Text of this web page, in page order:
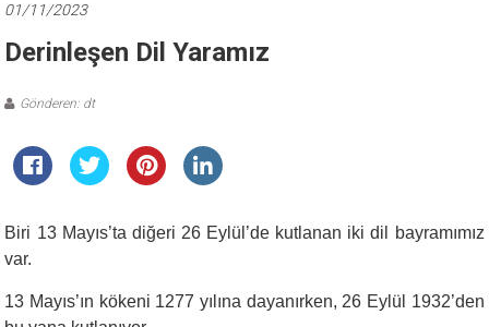
01/11/2023
Derinleşen Dil Yaramız
Gönderen: dt
Biri 13 Mayıs’ta diğeri 26 Eylül’de kutlanan iki dil bayramımız
var.
13 Mayıs’ın kökeni 1277 yılına dayanırken, 26 Eylül 1932’den